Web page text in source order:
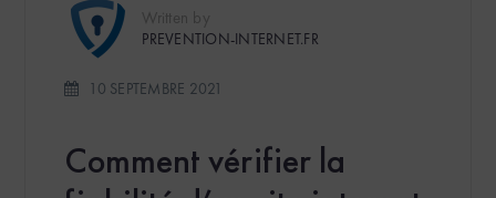
PREVENTION-INTERNET.FR
10 SEPTEMBRE 2021
Comment vérifier la